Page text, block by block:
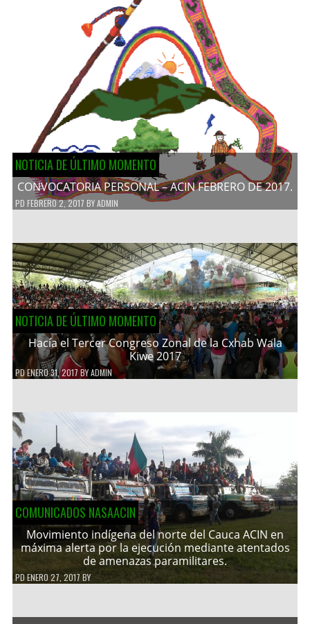
NOTICIA DE ÚLTIMO MOMENTO
CONVOCATORIA PERSONAL – ACIN FEBRERO DE 2017.
PD FEBRERO 2, 2017 BYADMIN
NOTICIA DE ÚLTIMO MOMENTO
Hacía el Tercer Congreso Zonal de la Cxhab Wala
Kiwe 2017
PDENERO 31, 2017 BYADMIN
COMUNICADOS NASAACIN
Movimiento indígena del norte del Cauca ACIN en
máxima alerta por la ejecución mediante atentados
de amenazas paramilitares.
PDENERO 27, 2017 BY